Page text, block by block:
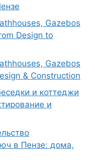
Gazebos
Design to
Gazebos
& Construction
и коттеджи
и
в Пензе: дома,